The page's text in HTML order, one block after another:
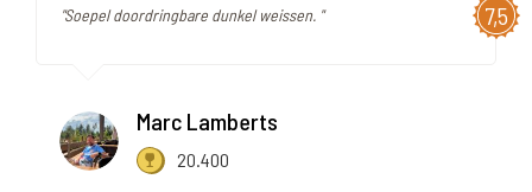
7,5
"Soepel doordringbare dunkel weissen. "
Marc Lamberts
20.400